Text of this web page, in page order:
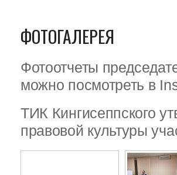
ФОТОГАЛЕРЕЯ
Фотоотчеты
можно посмотреть в
ТИК Кингисеппского
правовой культуры